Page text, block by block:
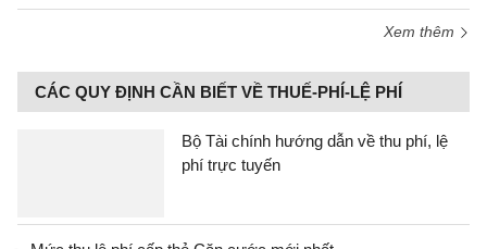
Xem thêm
CÁC QUY ĐỊNH CẦN BIẾT VỀ THUẾ-PHÍ-LỆ PHÍ
Bộ Tài chính hướng dẫn về thu phí, lệ
phí trực tuyến